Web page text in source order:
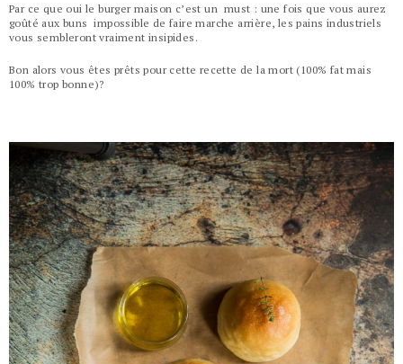
Par ce que oui le burger maison c’est un must : une fois que vous aurez
goûté aux buns impossible de faire marche arrière, les pains industriels
vous sembleront vraiment insipides.
Bon alors vous êtes prêts pour cette recette de la mort (100% fat mais
100% trop bonne)?